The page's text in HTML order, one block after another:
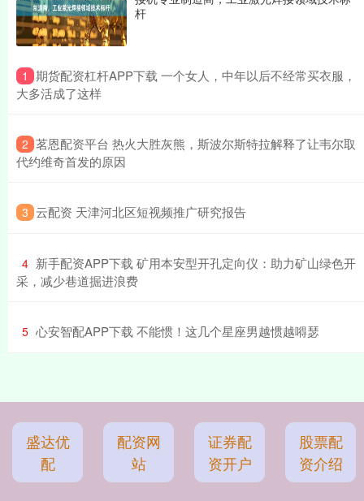
杆
1 ​期货配资杠杆APP下载 一个女人，中年以后不经常买衣服，
大多活成了这样
2 ​茗恩配资平台 热火大胜灰熊，斯波尔斯特拉解释了让韦尔取
代约维奇首发的原因
3 ​云配资 天津河北区短视频推广研究报告
4 ​新手配资APP下载 矿用本安型开孔定向仪：助力矿山绿色开
采，减少巷道掘进浪费
5 ​心安智配APP下载 不能惯！这几个星座男越惯越嘚瑟
盛达优
配
配资网
站
证券配
资开户
股票配
资介绍